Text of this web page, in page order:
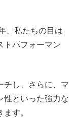
、私たちの目は
トパフォーマン
チし、さらに、マ
性といった強力な
す。